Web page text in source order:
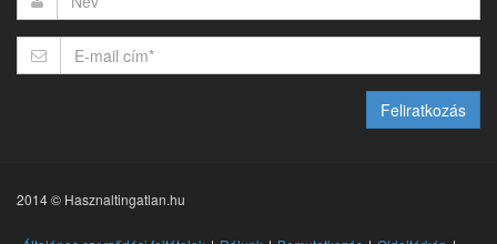
Feliratkozás
2014 © Hasznaltingatlan.hu